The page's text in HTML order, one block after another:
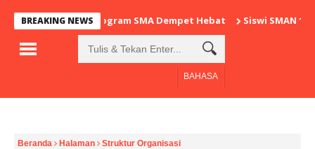
BREAKING NEWSProgram SMA Dempet Hebat Siswi SMAN 1
BAHASA
Beranda Halaman Struktur Organisasi